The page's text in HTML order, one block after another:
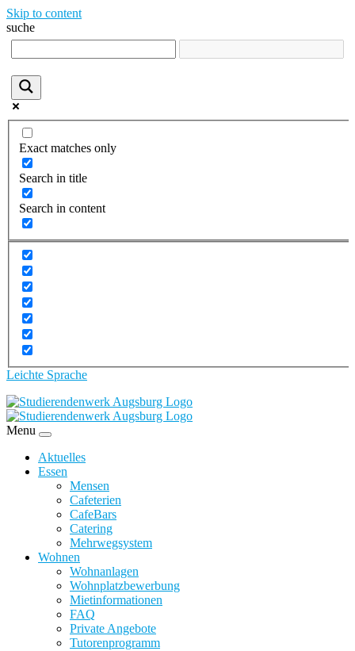
Skip to content
suche
Exact matches only
Search in title
Search in content
Leichte Sprache
Menu
Aktuelles
Essen
Mensen
Cafeterien
CafeBars
Catering
Mehrwegsystem
Wohnen
Wohnanlagen
Wohnplatzbewerbung
Mietinformationen
FAQ
Private Angebote
Tutorenprogramm